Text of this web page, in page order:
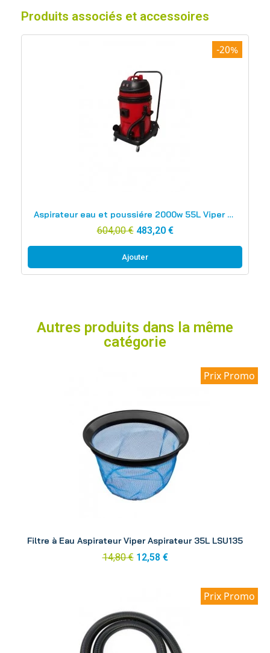
Produits associés et accessoires
-20%
Aspirateur eau et poussiére 2000w 55L Viper Lsu255p
604,00 € 483,20 €
Ajouter
Autres produits dans la même
catégorie
Prix Promo
Filtre à Eau Aspirateur Viper Aspirateur 35L LSU135
14,80 € 12,58 €
Prix Promo